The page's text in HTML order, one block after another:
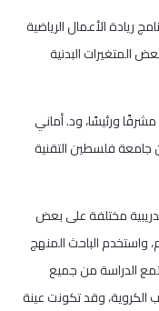
ريادة الأعمال الرياضية
المتغيرات البدنية
ورئيسًا، ود. أماني
جامعة فلسطين التقنية
مختلفة على بعض
واستخدم الباحث المنهج
الدراسة من جميع
الكروية، وقد تكونت عينة